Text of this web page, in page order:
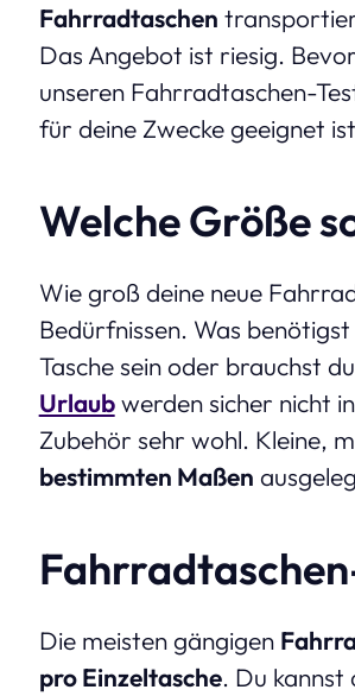
Fahrradtaschen
Das Angebot ist riesig.
unseren Fahrradtaschen-
für deine Zwecke geeignet
Welche Größe
Wie groß deine neue
Bedürfnissen. Was
Tasche sein oder brauchst
Urlaubwerden sicher nicht
Zubehör sehr wohl. Kleine,
bestimmten Maßen
Die meisten gängigen
pro Einzeltasche. Du kannst